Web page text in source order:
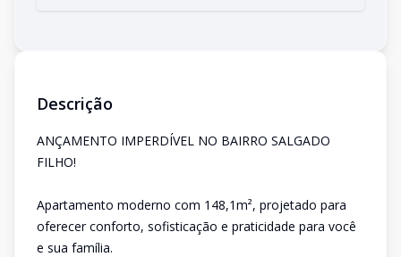
Descrição
ANÇAMENTO IMPERDÍVEL NO BAIRRO SALGADO
FILHO!
Apartamento moderno com 148,1m², projetado para
oferecer conforto, sofisticação e praticidade para você
e sua família.